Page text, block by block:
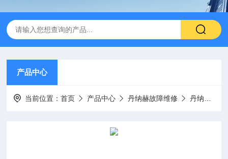
产品中心
当前位置：首页 产品中心 丹纳赫故障维修 丹纳赫伺服驱动器维修